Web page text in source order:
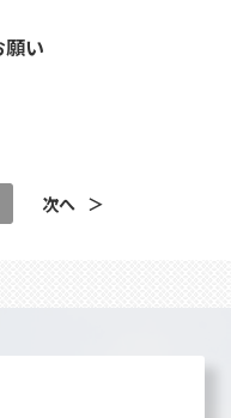
い
次へ ＞